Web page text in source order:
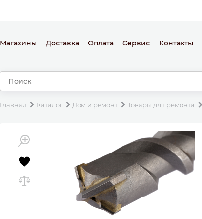
Магазины Доставка Оплата Сервис Контакты
Главная Каталог Дом и ремонт Товары для ремонта